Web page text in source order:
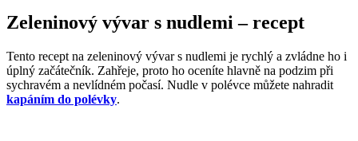
Zeleninový vývar s nudlemi – recept
Tento recept na zeleninový vývar s nudlemi je rychlý a zvládne ho i
úplný začátečník. Zahřeje, proto ho oceníte hlavně na podzim při
sychravém a nevlídném počasí. Nudle v polévce můžete nahradit
kapáním do polévky.